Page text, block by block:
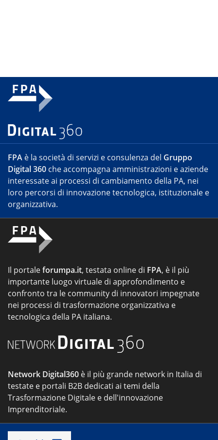
FPA è la società di servizi e consulenza del Gruppo
Digital 360 che accompagna amministrazioni e aziende
interessate ai processi di cambiamento della PA, nei
loro percorsi di innovazione tecnologica, istituzionale e
organizzativa.
Il portaleforumpa.it, testata online di FPA, è il più
importante luogo virtuale di approfondimento e
confronto tra le community di innovatori impegnate
nei processi di trasformazione organizzativa e
tecnologica della PA italiana.
Network Digital360 è il più grande network in Italia di
testate e portali B2B dedicati ai temi della
Trasformazione Digitale e dell'innovazione
Imprenditoriale.